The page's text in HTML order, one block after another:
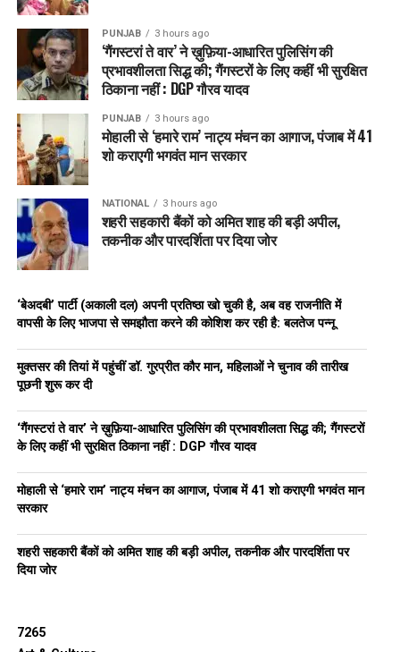
PUNJAB 3 hours ago
‘गैंगस्टरां ते वार’ ने ख़ुफ़िया-आधारित पुलिसिंग की
प्रभावशीलता सिद्ध की; गैंगस्टरों के लिए कहीं भी सुरक्षित
ठिकाना नहीं : DGP गौरव यादव
PUNJAB 3 hours ago
मोहाली से ‘हमारे राम’ नाट्य मंचन का आगाज, पंजाब में 41
शो कराएगी भगवंत मान सरकार
NATIONAL 3 hours ago
शहरी सहकारी बैंकों को अमित शाह की बड़ी अपील,
तकनीक और पारदर्शिता पर दिया जोर
‘बेअदबी’ पार्टी (अकाली दल) अपनी प्रतिष्ठा खो चुकी है, अब वह राजनीति में
वापसी के लिए भाजपा से समझौता करने की कोशिश कर रही है: बलतेज पन्नू
मुक्तसर की तियां में पहुंचीं डॉ. गुरप्रीत कौर मान, महिलाओं ने चुनाव की तारीख
पूछनी शुरू कर दी
‘गैंगस्टरां ते वार’ ने ख़ुफ़िया-आधारित पुलिसिंग की प्रभावशीलता सिद्ध की; गैंगस्टरों
के लिए कहीं भी सुरक्षित ठिकाना नहीं : DGP गौरव यादव
मोहाली से ‘हमारे राम’ नाट्य मंचन का आगाज, पंजाब में 41 शो कराएगी भगवंत मान
सरकार
शहरी सहकारी बैंकों को अमित शाह की बड़ी अपील, तकनीक और पारदर्शिता पर
दिया जोर
7265